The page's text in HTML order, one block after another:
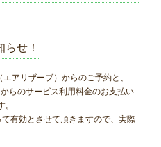
せ！
アリザーブ）からのご予約と、
らのサービス利用料金のお支払い
有効とさせて頂きますので、実際